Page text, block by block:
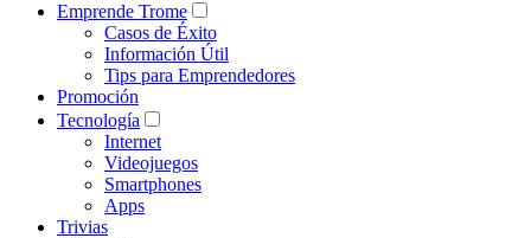
Emprende Trome
Casos de Éxito
Información Útil
Tips para Emprendedores
Promoción
Tecnología
Internet
Videojuegos
Smartphones
Apps
Trivias